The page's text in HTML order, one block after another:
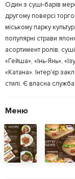
Один з суші-барів
другому поверсі
міському парку
популярні страви
асортимент ролів,
«Гейша», «Інь-Янь»,
«Катана». Інтер'єр
стилі. Є власна
Меню